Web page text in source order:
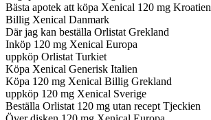
Bästa apotek att köpa Xenical 120 mg Kroatien
Billig Xenical Danmark
Där jag kan beställa Orlistat Grekland
Inköp 120 mg Xenical Europa
uppköp Orlistat Turkiet
Köpa Xenical Generisk Italien
Köpa 120 mg Xenical Billig Grekland
uppköp 120 mg Xenical Sverige
Beställa Orlistat 120 mg utan recept Tjeckien